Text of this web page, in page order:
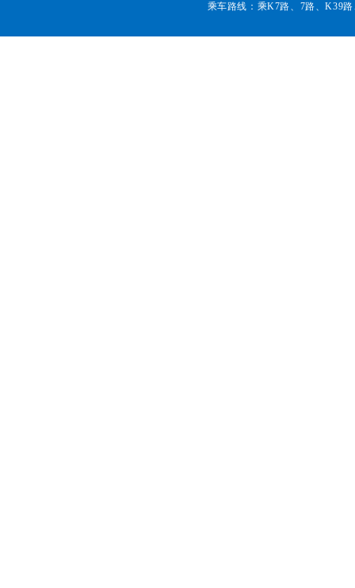
乘车路线：乘K7路、7路、K39